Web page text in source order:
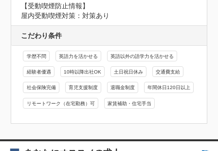
【受動喫煙防止情報】
屋内受動喫煙対策：対策あり
こだわり条件
学歴不問 英語力を活かせる 英語以外の語学力を活かせる
経験者優遇 10時以降出社OK 土日祝日休み 交通費支給
社会保険完備 育児支援制度 退職金制度 年間休日120日以上
リモートワーク（在宅勤務）可 家賃補助・住宅手当